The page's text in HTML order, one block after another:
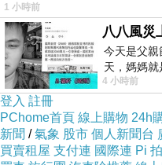
1 小時前
今天是父親
天，媽媽
理家務，職
4 小時前
登入 註冊
PChome首頁 線上購物 24h
新聞 /氣象 股市 個人新聞台
買賣租屋 支付連 國際連 Pi